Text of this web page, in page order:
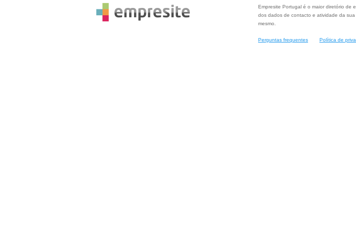
Empresite Portugal é o maior diretório de
dos dados de contacto e atividade da
mesmo.
Perguntas frequentes Política de